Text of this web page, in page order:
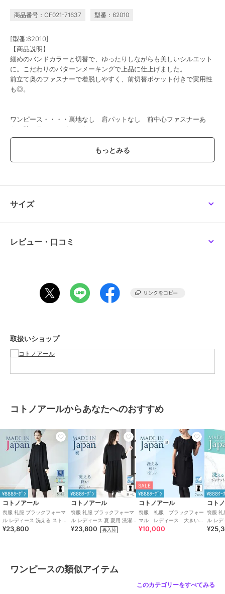
商品番号：CF021-71637 型番：62010
[型番:62010]
【商品説明】
細めのバンドカラーと切替で、ゆったりしながらも美しいシルエット
に。こだわりのパターンメーキングで上品に仕上げました。
前立て奥のファスナーで着脱しやすく、前切替ポケット付きで実用性
も◎。
ワンピース・・・・裏地なし 肩パットなし 前中心ファスナーあ
き 脇スラッシュポケット
ブランド コトノアール
性別タイプ
商品のお取り扱い方法
お手入れ
手洗い可能 単独で洗ってくださ
グ・マキシ丈/長袖/LL･13号以
ワンピース
グ・マキシ丈/長袖/LL･13号以
上あり
洗える /ストレッチ/
ロング・マキシ丈/セレモニー・
入学式・卒業式 /ブラックフォー
マル（礼装・喪服）
原産国 日本製
サイズ
レビュー・口コミ
取扱いショップ
コトノアールからあなたへのおすすめ
¥888ｸｰﾎﾟﾝ
コトノアール
喪服 礼服 ブラックフォーマ
ル レディース 洗える ストレ
ッチ ロング ゆったり 日本製
¥23,800
¥888ｸｰﾎﾟﾝ
コトノアール
喪服 礼服 ブラックフォーマ
ル レディース 夏 夏用 洗濯機
洗い ゆったり 日本製
¥23,800 再入荷
SALE
¥888ｸｰﾎﾟﾝ
コトノアール
喪服 礼服 ブラックフォー
マル レディース 大きいサ
イズ 夏 夏用 日本製
¥10,000
¥888ｸｰ
コト
喪服 礼
ル レデ
いサイ
ワンピースの類似アイテム
このカテゴリーをすべてみる